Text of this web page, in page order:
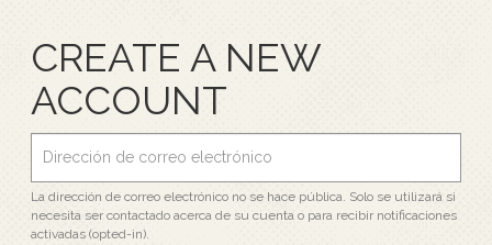
CREATE A NEW
ACCOUNT
La dirección de correo electrónico no se hace pública. Solo se utilizará si
necesita ser contactado acerca de su cuenta o para recibir notificaciones
activadas (opted-in).